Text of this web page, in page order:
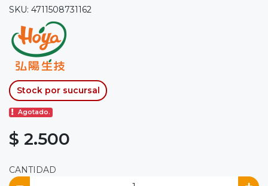
SKU: 4711508731162
Stock por sucursal
Agotado.
$ 2.500
CANTIDAD